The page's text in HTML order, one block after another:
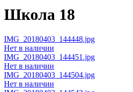
Школа 18
IMG_20180403_144448.jpg
Нет в наличии
IMG_20180403_144451.jpg
Нет в наличии
IMG_20180403_144504.jpg
Нет в наличии